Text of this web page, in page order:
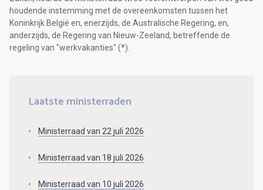
houdende instemming met de overeenkomsten tussen het
Koninkrijk België en, enerzijds, de Australische Regering, en,
anderzijds, de Regering van Nieuw-Zeeland, betreffende de
regeling van "werkvakanties" (*).
Laatste ministerraden
Ministerraad van 22 juli 2026
Ministerraad van 18 juli 2026
Ministerraad van 10 juli 2026